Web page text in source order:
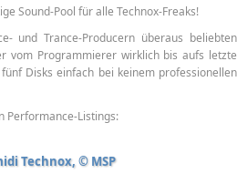
Sound-Pool für alle Technox-Freaks!
und Trance-Producern überaus beliebten
vom Programmierer wirklich bis aufs letzte
Disks einfach bei keinem professionellen
Performance-Listings:
Technox, © MSP